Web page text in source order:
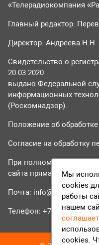
«Телерадиокомпания
Главный редактор:
Директор: Андреева Н.Н.
Свидетельство о
20.03.2020
выдано Федеральной
информационных
(Роскомнадзор).
Положение об
Согласие на обработку
При полном или
сайта прямая
Почта: info@tvr24.tv
Телефон: +7 (496) 551-04-
Мы
cookies
работы
нашем
cookies.